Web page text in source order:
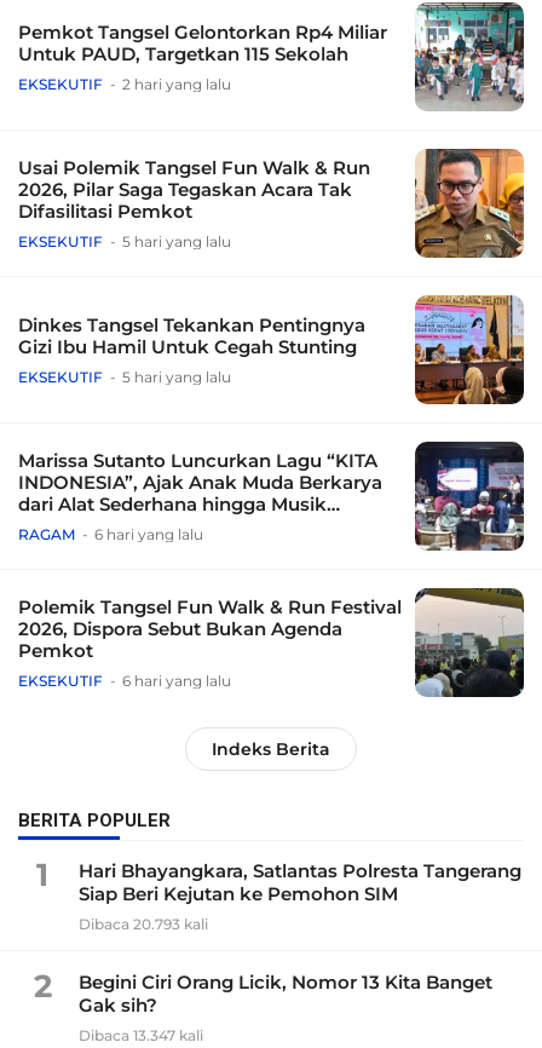
Pemkot Tangsel Gelontorkan Rp4 Miliar
Untuk PAUD, Targetkan 115 Sekolah
EKSEKUTIF 2 hari yang lalu
Usai Polemik Tangsel Fun Walk & Run
2026, Pilar Saga Tegaskan Acara Tak
Difasilitasi Pemkot
EKSEKUTIF 5 hari yang lalu
Dinkes Tangsel Tekankan Pentingnya
Gizi Ibu Hamil Untuk Cegah Stunting
EKSEKUTIF 5 hari yang lalu
Marissa Sutanto Luncurkan Lagu “KITA
INDONESIA”, Ajak Anak Muda Berkarya
dari Alat Sederhana hingga Musik
Tradisional
RAGAM 6 hari yang lalu
Polemik Tangsel Fun Walk & Run Festival
2026, Dispora Sebut Bukan Agenda
Pemkot
EKSEKUTIF 6 hari yang lalu
Indeks Berita
BERITA POPULER
1
Hari Bhayangkara, Satlantas Polresta Tangerang
Siap Beri Kejutan ke Pemohon SIM
Dibaca 20.793 kali
2
Begini Ciri Orang Licik, Nomor 13 Kita Banget
Gak sih?
Dibaca 13.347 kali